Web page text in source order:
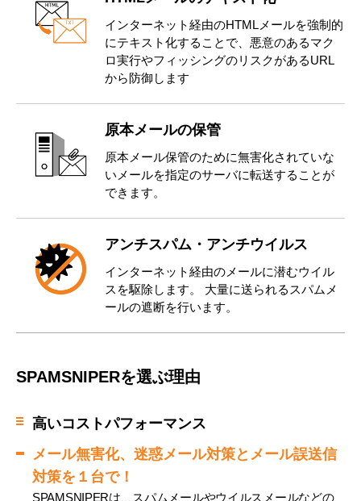
インターネット経由のHTMLメールを強制的
にテキスト化することで、悪意のあるマク
ロ実行やフィッシングのリスクがあるURL
から防御します
原本メールの保管
原本メール保管のために無害化されていな
いメールを指定のサーバに転送することが
できます。
アンチスパム・アンチウイルス
インターネット経由のメールに潜むウイル
スを駆除します。 大量に送られるスパムメ
ールの遮断を行います。
SPAMSNIPERを選ぶ理由
高いコストパフォーマンス
メール無害化、迷惑メール対策とメール誤送信
対策を１台で！
SPAMSNIPERは、スパムメールやウイルスメールなどの